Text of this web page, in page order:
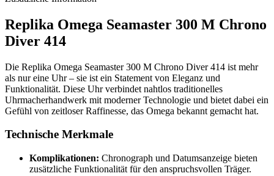
Replika Omega Seamaster 300 M Chrono
Diver 414
Die Replika Omega Seamaster 300 M Chrono Diver 414 ist mehr
als nur eine Uhr – sie ist ein Statement von Eleganz und
Funktionalität. Diese Uhr verbindet nahtlos traditionelles
Uhrmacherhandwerk mit moderner Technologie und bietet dabei ein
Gefühl von zeitloser Raffinesse, das Omega bekannt gemacht hat.
Technische Merkmale
Komplikationen: Chronograph und Datumsanzeige bieten
zusätzliche Funktionalität für den anspruchsvollen Träger.